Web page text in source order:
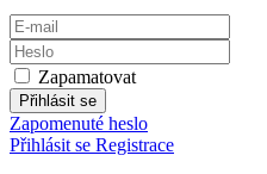
Zapamatovat
Přihlásit se
Zapomenuté heslo
Přihlásit se Registrace